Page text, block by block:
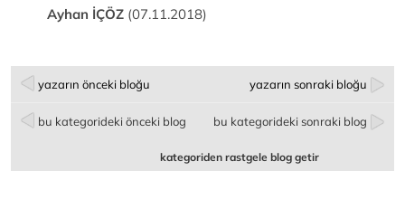
Ayhan İÇÖZ (07.11.2018)
yazarın önceki bloğu yazarın sonraki bloğu
bu kategorideki önceki blog bu kategorideki sonraki blog
kategoriden rastgele blog getir